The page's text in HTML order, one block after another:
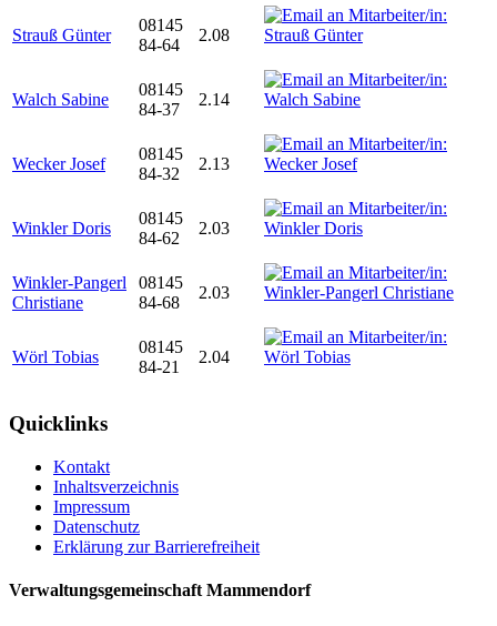
Strauß Günter
08145
84-64
2.08
Walch Sabine
08145
84-37
2.14
Wecker Josef
08145
84-32
2.13
Winkler Doris
08145
84-62
2.03
Winkler-Pangerl
Christiane
08145
84-68
2.03
Wörl Tobias
08145
84-21
2.04
Quicklinks
Kontakt
Inhaltsverzeichnis
Impressum
Datenschutz
Erklärung zur Barrierefreiheit
Verwaltungsgemeinschaft Mammendorf